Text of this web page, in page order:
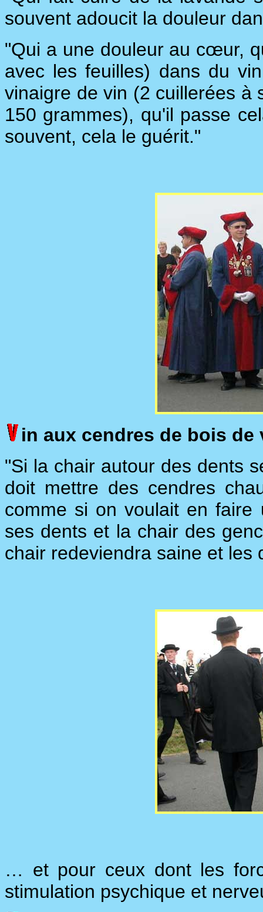
souvent adoucit la douleur
"Qui a une douleur au cœur,
avec les feuilles) dans du
vinaigre de vin (2 cuillerées à
150 grammes), qu'il passe
souvent, cela le guérit."
in aux cendres de bois
"Si la chair autour des dents
doit mettre des cendres
comme si on voulait en faire
ses dents et la chair des
chair redeviendra saine et les
… et pour ceux dont les
stimulation psychique et